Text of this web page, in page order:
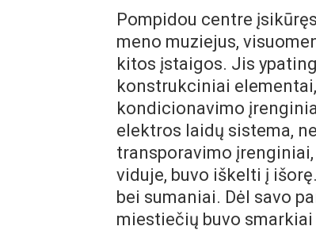
Pompidou centre
meno muziejus,
kitos įstaigos. Jis
konstrukciniai
kondicionavimo
elektros laidų sistema,
transporavimo
viduje, buvo iškelti į
bei sumaniai. Dėl savo
miestiečių buvo